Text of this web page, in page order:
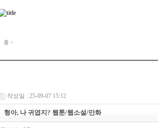
홈 >
작성일 : 25-09-07 15:12
형아, 나 귀엽지? 웹툰/웹소설/만화